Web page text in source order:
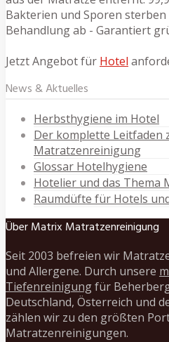
Bakterien und Sporen
Behandlung ab - Garantiert
Jetzt Angebot für Hotel
News & Aktuelles
Herbsthygiene im Hotel
Der komplette Leitfaden
Matratzenreinigung
Glossar Hotelhygiene
Hotelier und das Thema
Raumdüfte für Hotels
Über Matrix Matratzenreinigung
Seit 2003 befreien wir
und Allergene. Durch unsere
Tiefenreinigungfür
Deutschland, Österreich und
zählen wir zu den größten
Matratzenreinigungen.